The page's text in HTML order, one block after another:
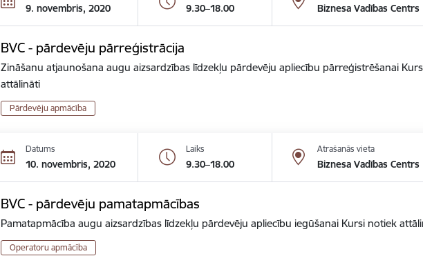
9. novembris, 2020 9.30–18.00 Biznesa Vadības Centrs
BVC - pārdevēju pārreģistrācija
Zināšanu atjaunošana augu aizsardzības līdzekļu pārdevēju apliecību pārreģistrēšanai
attālināti
Pārdevēju apmācība
Datums
10. novembris, 2020
Laiks
9.30–18.00
Atrašanās vieta
Biznesa Vadības Centrs
BVC - pārdevēju pamatapmācības
Pamatapmācība augu aizsardzības līdzekļu pārdevēju apliecību iegūšanai Kursi notiek
Operatoru apmācība